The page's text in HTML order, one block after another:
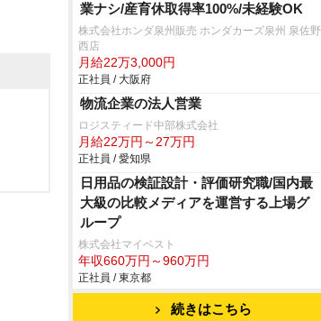
業ナシ/産育休取得率100%/未経験OK
株式会社ホンダ泉州販売 ホンダカーズ泉州 泉佐野
西店
月給22万3,000円
正社員 / 大阪府
物流企業の法人営業
ロジスティード中部株式会社
月給22万円～27万円
正社員 / 愛知県
日用品の検証設計・評価研究職/国内最
大級の比較メディアを運営する上場グ
ループ
株式会社マイベスト
年収660万円～960万円
正社員 / 東京都
続きはこちら